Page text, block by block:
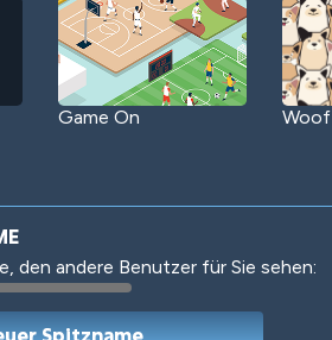
Game On Woof
International
den andere Benutzer für Sie sehen: